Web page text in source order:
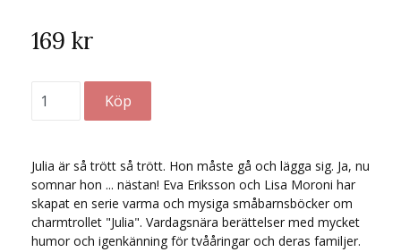
169 kr
Julia är så trött så trött. Hon måste gå och lägga sig. Ja, nu
somnar hon ... nästan! Eva Eriksson och Lisa Moroni har
skapat en serie varma och mysiga småbarnsböcker om
charmtrollet "Julia". Vardagsnära berättelser med mycket
humor och igenkänning för tvååringar och deras familjer.